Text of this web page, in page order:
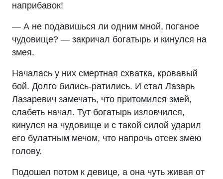
наприбавок!
— А не подавишься ли одним мной, поганое
чудовище? — закричал богатырь и кинулся на
змея.
Началась у них смертная схватка, кровавый
бой. Долго бились-ратились. И стал Лазарь
Лазаревич замечать, что притомился змей,
слабеть начал. Тут богатырь изловчился,
кинулся на чудовище и с такой силой ударил
его булатным мечом, что напрочь отсек змею
голову.
Подошел потом к девице, а она чуть живая от